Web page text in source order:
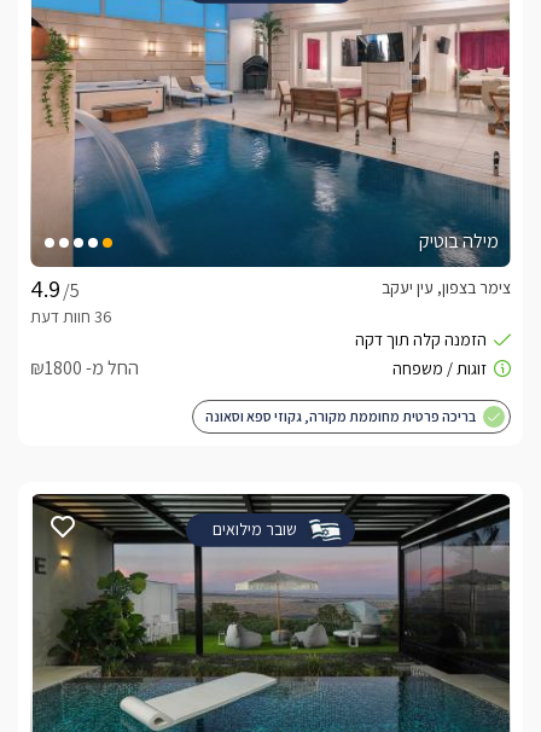
מילה בוטיק
/5
צימר בצפון, עין יעקב
החל מ- ₪1800
בריכה פרטית מחוממת מקורה, גקוזי ספא וסאונה
שובר מילואים